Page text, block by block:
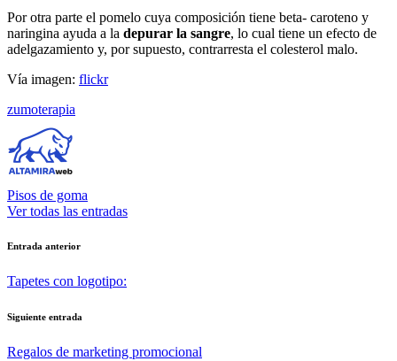
Por otra parte el pomelo cuya composición tiene beta- caroteno y
naringina ayuda a la depurar la sangre, lo cual tiene un efecto de
adelgazamiento y, por supuesto, contrarresta el colesterol malo.
Vía imagen: flickr
Etiquetas:
zumoterapia
Pisos de goma
Ver todas las entradas
Navegación
de
Entrada anterior
Tapetes con logotipo:
Siguiente entrada
Regalos de marketing promocional